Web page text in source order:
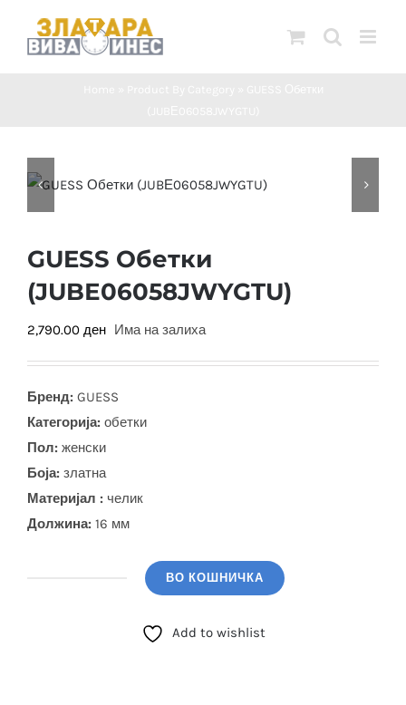
GUESS Обетки
(JUBЕ06058JWYGTU)
2,790.00 ден Има на залиха
Бренд: GUESS
Категорија: обетки
Пол: женски
Боја: златна
Материјал : челик
Должина: 16 мм
(JUBЕ06058JWYGTU)
ВО КОШНИЧКА
Add to wishlist